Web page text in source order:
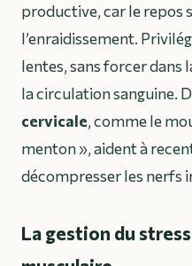
productive, car le repos
l’enraidissement.
lentes, sans forcer dans
la circulation sanguine.
cervicale, comme le
menton », aident à
décompresser les nerfs
La gestion du